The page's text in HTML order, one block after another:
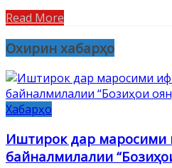
Read More
Охирин хабарҳо
Хабарҳо
Иштирок дар маросими
байналмилалии